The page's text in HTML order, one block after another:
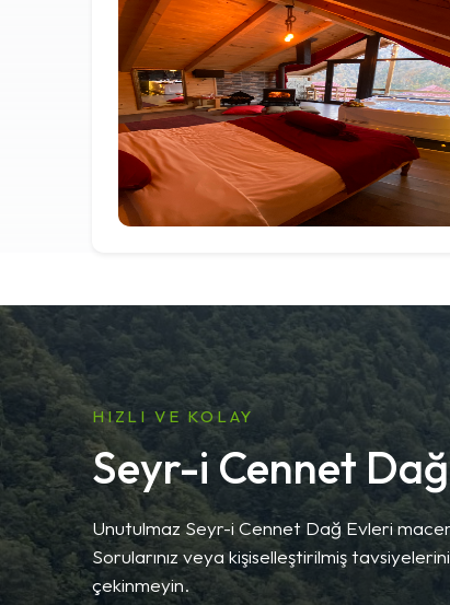
HIZLI VE KOLAY
Seyr-i Cennet
Unutulmaz Seyr-i Cennet Dağ Evleri
Sorularınız veya kişiselleştirilmiş
çekinmeyin.